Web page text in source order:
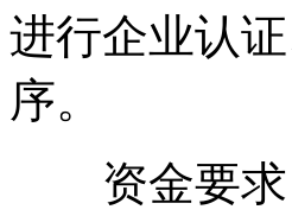
进行企业认
序。
资金要求